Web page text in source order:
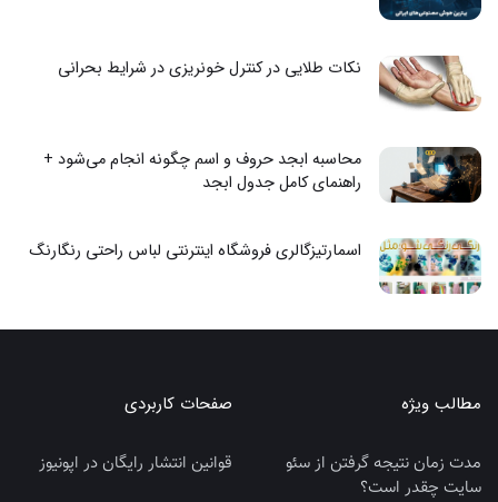
نکات طلایی در کنترل خونریزی در شرایط بحرانی
محاسبه ابجد حروف و اسم چگونه انجام می‌شود +
راهنمای کامل جدول ابجد
اسمارتیزگالری فروشگاه اینترنتی لباس راحتی رنگارنگ
مطالب ویژه
مدت زمان نتیجه گرفتن از سئو
سایت چقدر است؟
صفحات کاربردی
قوانین انتشار رایگان در اپونیوز